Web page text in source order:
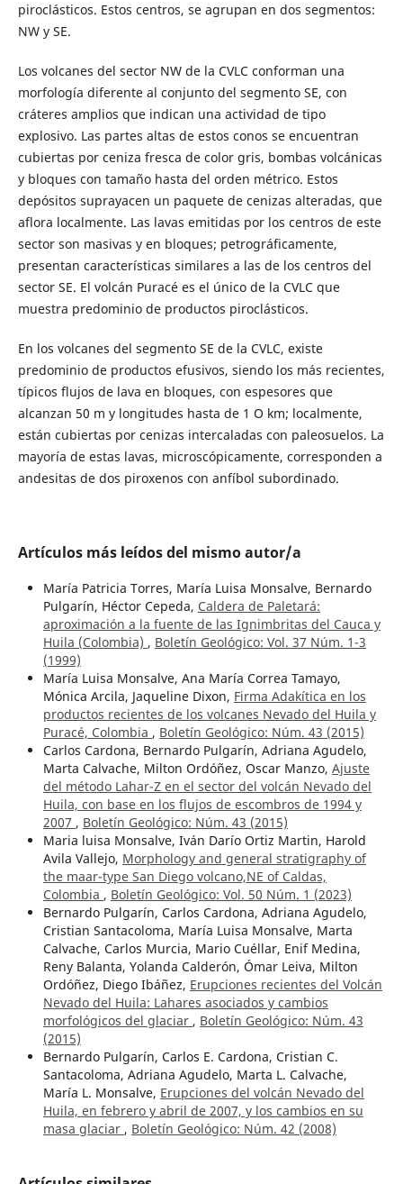
piroclásticos. Estos centros, se agrupan en dos segmentos:
NW y SE.
Los volcanes del sector NW de la CVLC conforman una
morfología diferente al conjunto del segmento SE, con
cráteres amplios que indican una actividad de tipo
explosivo. Las partes altas de estos conos se encuentran
cubiertas por ceniza fresca de color gris, bombas volcánicas
y bloques con tamaño hasta del orden métrico. Estos
depósitos suprayacen un paquete de cenizas alteradas, que
aflora localmente. Las lavas emitidas por los centros de este
sector son masivas y en bloques; petrográficamente,
presentan características similares a las de los centros del
sector SE. El volcán Puracé es el único de la CVLC que
muestra predominio de productos piroclásticos.
En los volcanes del segmento SE de la CVLC, existe
predominio de productos efusivos, siendo los más recientes,
típicos flujos de lava en bloques, con espesores que
alcanzan 50 m y longitudes hasta de 1 O km; localmente,
están cubiertas por cenizas intercaladas con paleosuelos. La
mayoría de estas lavas, microscópicamente, corresponden a
andesitas de dos piroxenos con anfíbol subordinado.
Artículos más leídos del mismo autor/a
María Patricia Torres, María Luisa Monsalve, Bernardo
Pulgarín, Héctor Cepeda, Caldera de Paletará:
aproximación a la fuente de las Ignimbritas del Cauca y
Huila (Colombia) , Boletín Geológico: Vol. 37 Núm. 1-3
(1999)
María Luisa Monsalve, Ana María Correa Tamayo,
Mónica Arcila, Jaqueline Dixon, Firma Adakítica en los
productos recientes de los volcanes Nevado del Huila y
Puracé, Colombia , Boletín Geológico: Núm. 43 (2015)
Carlos Cardona, Bernardo Pulgarín, Adriana Agudelo,
Marta Calvache, Milton Ordóñez, Oscar Manzo, Ajuste
del método Lahar-Z en el sector del volcán Nevado del
Huila, con base en los flujos de escombros de 1994 y
2007 , Boletín Geológico: Núm. 43 (2015)
Maria luisa Monsalve, Iván Darío Ortiz Martin, Harold
Avila Vallejo, Morphology and general stratigraphy of
the maar-type San Diego volcano,NE of Caldas,
Colombia , Boletín Geológico: Vol. 50 Núm. 1 (2023)
Bernardo Pulgarín, Carlos Cardona, Adriana Agudelo,
Cristian Santacoloma, María Luisa Monsalve, Marta
Calvache, Carlos Murcia, Mario Cuéllar, Enif Medina,
Reny Balanta, Yolanda Calderón, Ómar Leiva, Milton
Ordóñez, Diego Ibáñez, Erupciones recientes del Volcán
Nevado del Huila: Lahares asociados y cambios
morfológicos del glaciar , Boletín Geológico: Núm. 43
(2015)
Bernardo Pulgarín, Carlos E. Cardona, Cristian C.
Santacoloma, Adriana Agudelo, Marta L. Calvache,
María L. Monsalve, Erupciones del volcán Nevado del
Huila, en febrero y abril de 2007, y los cambios en su
masa glaciar , Boletín Geológico: Núm. 42 (2008)